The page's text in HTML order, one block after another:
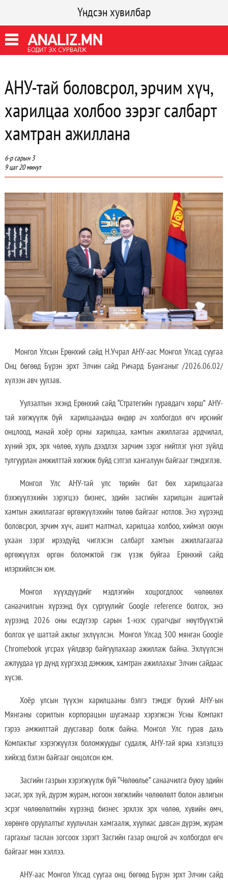
Үндсэн хувилбар
АНУ-тай боловсрол, эрчим хүч,
харилцаа холбоо зэрэг салбарт
хамтран ажиллана
6-р сарын 3
9 цаг 20 минут
Монгол Улсын Ерөнхий сайд Н.Учрал АНУ-аас Монгол Улсад суугаа
Онц бөгөөд Бүрэн эрхт Элчин сайд Ричард Буанганыг /2026.06.02/
хүлээн авч уулзав.
Уулзалтын эхэнд Ерөнхий сайд “Стратегийн гуравдагч хөрш” АНУ-
тай хөгжүүлж буй харилцаандаа өндөр ач холбогдол өгч ирснийг
онцлоод, манай хоёр орны харилцаа, хамтын ажиллагаа ардчилал,
хүний эрх, эрх чөлөө, хууль дээдлэх зарчим зэрэг нийтлэг үнэт зүйлд
тулгуурлан амжилттай хөгжиж буйд сэтгэл хангалуун байгааг тэмдэглэв.
Монгол Улс АНУ-тай улс төрийн бат бөх харилцаагаа
бэхжүүлэхийн зэрэгцээ бизнес, эдийн засгийн харилцан ашигтай
хамтын ажиллагааг өргөжүүлэхийн төлөө байгааг нотлов. Энэ хүрээнд
боловсрол, эрчим хүч, ашигт малтмал, харилцаа холбоо, хиймэл оюун
ухаан зэрэг ирээдүйд чиглэсэн салбарт хамтын ажиллагаагаа
өргөжүүлэх өргөн боломжтой гэж үзэж буйгаа Ерөнхий сайд
илэрхийлсэн юм.
Монгол хүүхдүүдийг мэдлэгийн хоцрогдлоос чөлөөлөх
санаачилгын хүрээнд бүх сургуулийг Google reference болгох, энэ
хүрээнд 2026 оны есдүгээр сарын 1-нээс сурагчдыг нөүтбүүктэй
болгох үе шаттай ажлыг эхлүүлсэн. Монгол Улсад 300 мянган Google
Chromebook угсрах үйлдвэр байгуулахаар ажиллаж байна. Эхлүүлсэн
ажлуудаа үр дүнд хүргэхэд дэмжиж, хамтран ажиллахыг Элчин сайдаас
хүсэв.
Хоёр улсын түүхэн харилцааны бэлгэ тэмдэг бүхий АНУ-ын
Мянганы сорилтын корпорацын шугамаар хэрэгжсэн Усны Компакт
гэрээ амжилттай дуусгавар болж байна. Монгол Улс гурав дахь
Компактыг хэрэгжүүлэх боломжуудыг судалж, АНУ-тай яриа хэлэлцээ
хийхэд бэлэн байгааг онцолсон юм.
Засгийн газрын хэрэгжүүлж буй “Чөлөөлье” санаачилга буюу эдийн
засаг, эрх зүй, дүрэм журам, ногоон хөгжлийн чөлөөлөлт болон авлигын
эсрэг чөлөөлөлтийн хүрээнд бизнес эрхлэх эрх чөлөө, хувийн өмч,
хөрөнгө оруулалтыг хуульчлан хамгаалж, хуулиас давсан дүрэм, журам
гаргахыг таслан зогсоох зэрэгт Засгийн газар онцгой ач холбогдол өгч
байгааг мөн хэллээ.
АНУ-аас Монгол Улсад суугаа онц бөгөөд Бүрэн эрхт Элчин сайд